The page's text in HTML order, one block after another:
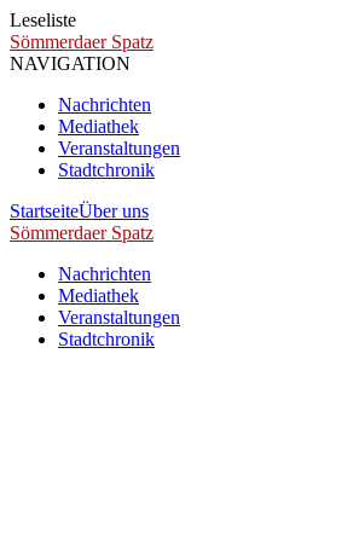
Leseliste
Sömmerdaer Spatz
NAVIGATION
Nachrichten
Mediathek
Veranstaltungen
Stadtchronik
StartseiteÜber uns
Sömmerdaer Spatz
Nachrichten
Mediathek
Veranstaltungen
Stadtchronik